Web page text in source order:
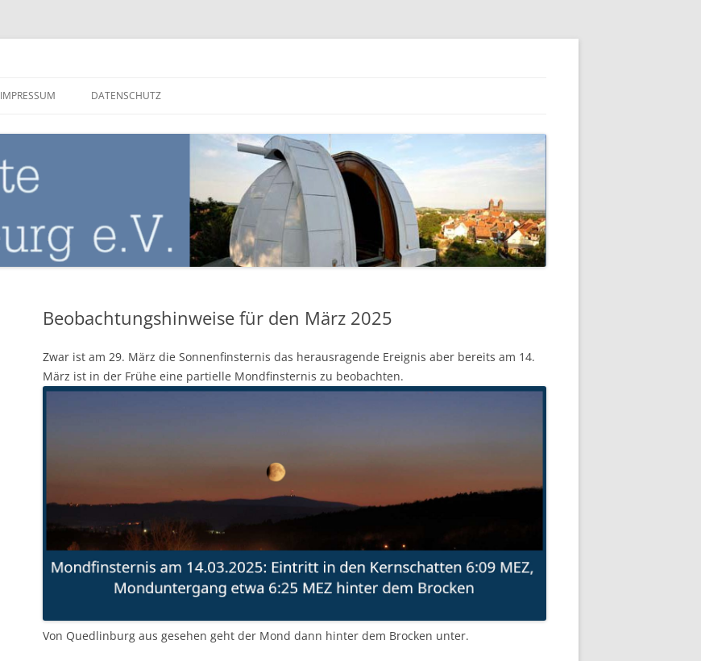
IMPRESSUM DATENSCHUTZ
Beobachtungshinweise für den März 2025
Zwar ist am 29. März die Sonnenfinsternis das herausragende Ereignis aber bereits am 14.
März ist in der Frühe eine partielle Mondfinsternis zu beobachten.
Von Quedlinburg aus gesehen geht der Mond dann hinter dem Brocken unter.